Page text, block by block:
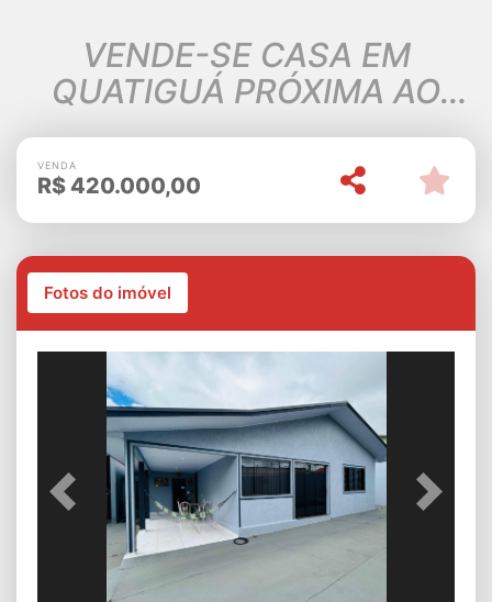
VENDE-SE CASA EM
QUATIGUÁ PRÓXIMA AO
CENTRO
VENDA
R$ 420.000,00
Fotos do imóvel
Previous Next